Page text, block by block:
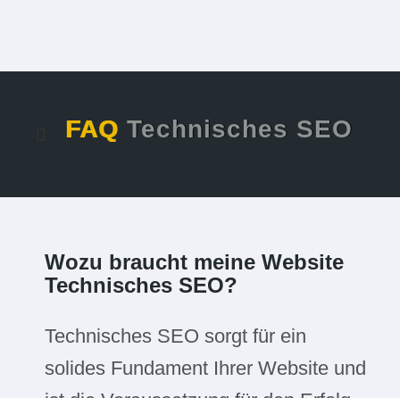
FAQ Technisches SEO
Wozu braucht meine Website
Technisches SEO?
Technisches SEO sorgt für ein
solides Fundament Ihrer Website und